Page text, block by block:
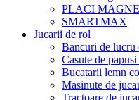
PLACI
SMARTMAX
Jucarii de rol
Bancuri de lucru
Casute de
Bucatarii lemn
Masinute de
Tractoare de